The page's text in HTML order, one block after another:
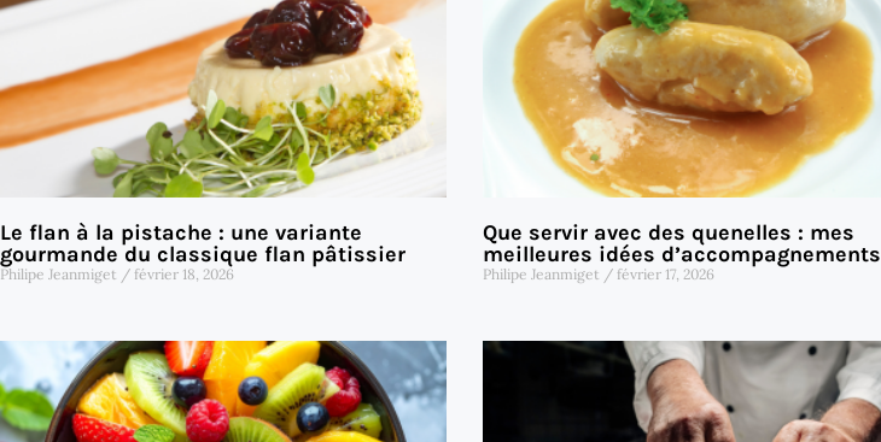
Le flan à la pistache : une variante
gourmande du classique flan pâtissier
Philipe Jeanmiget février 18, 2026
Que servir avec des quenelles : mes
meilleures idées d’accompagnements
Philipe Jeanmiget février 17, 2026